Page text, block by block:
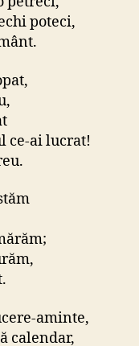
poteci,
ce-ai lucrat!
aminte,
calendar,